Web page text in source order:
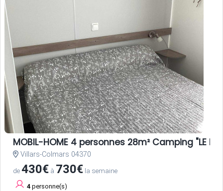
MOBIL-HOME 4 personnes 28m² Camping "LE
Villars-Colmars 04370
de430€ à 730€ la semaine
4 personne(s)